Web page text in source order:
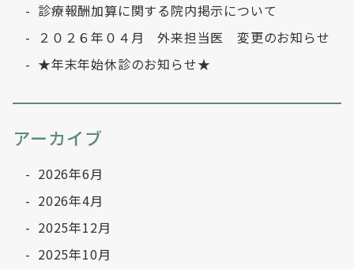
診療報酬加算に関する院内掲示について
２０２６年０４月 外来担当医 変更のお知らせ
★年末年始休診のお知らせ★
アーカイブ
2026年6月
2026年4月
2025年12月
2025年10月